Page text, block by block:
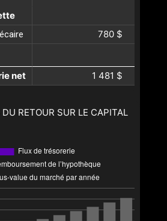
780 $
net 1 481 $
RETOUR SUR LE CAPITAL